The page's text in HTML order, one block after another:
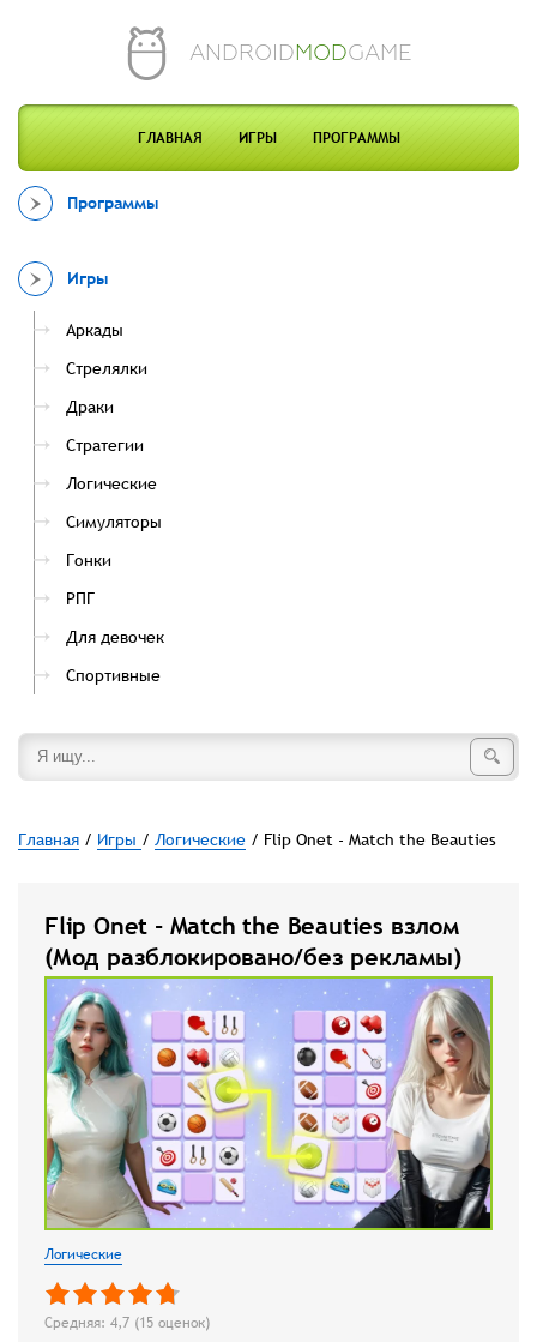
ANDROIDMODGAME
ГЛАВНАЯ ИГРЫ ПРОГРАММЫ
Программы
Игры
Аркады
Стрелялки
Драки
Стратегии
Логические
Симуляторы
Гонки
РПГ
Для девочек
Спортивные
Главная / Игры / Логические / Flip Onet - Match the Beauties
Flip Onet - Match the Beauties взлом
(Мод разблокировано/без рекламы)
Логические
Средняя: 4,7 (15 оценок)